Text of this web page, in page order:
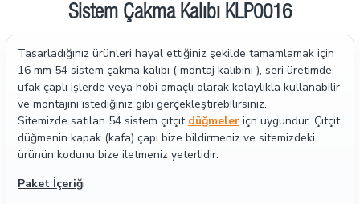
Sistem Çakma Kalıbı KLP0016
Tasarladığınız ürünleri hayal ettiğiniz şekilde tamamlamak için
16 mm 54 sistem çakma kalıbı ( montaj kalıbını ), seri üretimde,
ufak çaplı işlerde veya hobi amaçlı olarak kolaylıkla kullanabilir
ve montajını istediğiniz gibi gerçekleştirebilirsiniz.
Sitemizde satılan 54 sistem çıtçıt düğmeler içn uygundur. Çıtçıt
düğmenin kapak (kafa) çapı bize bildirmeniz ve sitemizdeki
ürünün kodunu bize iletmeniz yeterlidir.
Paket İçeriği